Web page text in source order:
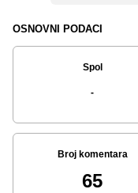
OSNOVNI PODACI
Spol
-
Broj komentara
65